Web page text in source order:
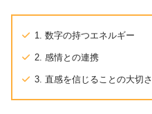
1. 数字の持つエネルギー
2. 感情との連携
3. 直感を信じることの大切さ